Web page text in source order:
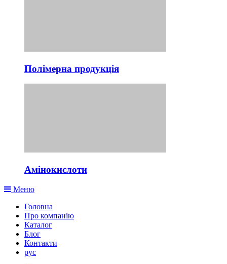
Полімерна продукція
Амінокислоти
Меню
Головна
Про компанію
Каталог
Блог
Контакти
рус